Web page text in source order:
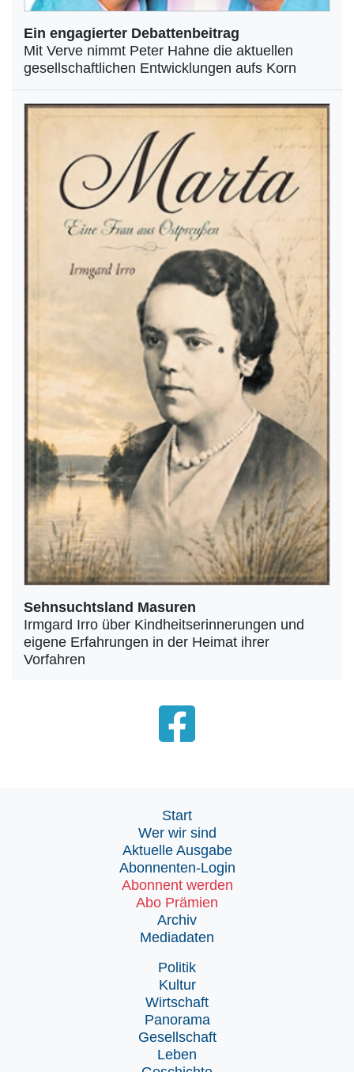
Ein engagierter Debattenbeitrag
Mit Verve nimmt Peter Hahne die aktuellen
gesellschaftlichen Entwicklungen aufs Korn
Sehnsuchtsland Masuren
Irmgard Irro über Kindheitserinnerungen und
eigene Erfahrungen in der Heimat ihrer
Vorfahren
Start
Wer wir sind
Aktuelle Ausgabe
Abonnenten-Login
Abonnent werden
Abo Prämien
Archiv
Mediadaten
Politik
Kultur
Wirtschaft
Panorama
Gesellschaft
Leben